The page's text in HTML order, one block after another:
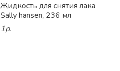
Жидкость для снятия лака
Sally hansen, 236 мл
1р.